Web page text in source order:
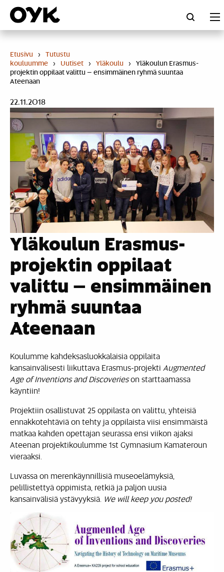
Skip
content
Etusivu › Tutustu
kouluumme › Uutiset › Yläkoulu › Yläkoulun Erasmus-
projektin oppilaat valittu – ensimmäinen ryhmä suuntaa
Ateenaan
22.11.2018
Yläkoulun Erasmus-
projektin oppilaat
valittu – ensimmäinen
ryhmä suuntaa
Ateenaan
Koulumme kahdeksasluokkalaisia oppilaita
kansainvälisesti liikuttava Erasmus-projekti Augmented
Age of Inventions and Discoverieson starttaamassa
käyntiin!
Projektiin osallistuvat 25 oppilasta on valittu, yhteisiä
ennakkotehtäviä on tehty ja oppilaista viisi ensimmäistä
matkaa kahden opettajan seurassa ensi viikon ajaksi
Ateenan projektikoulumme 1st Gymnasium Kamateroun
vieraaksi.
Luvassa on merenkäynnillisiä museoelämyksiä,
pelillistettyä oppimista, retkiä ja paljon uusia
kansainvälisiä ystävyyksiä. We will keep you posted!